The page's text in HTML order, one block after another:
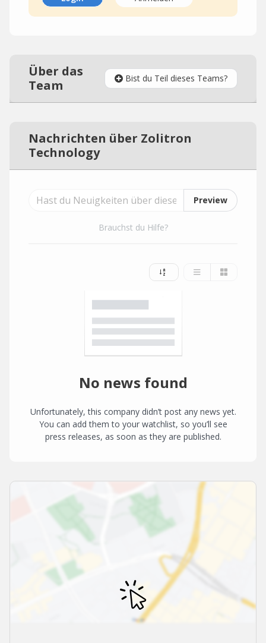
Über das
Team
Bist du Teil dieses Teams?
Nachrichten über Zolitron
Technology
Preview
Brauchst du Hilfe?
No news found
Unfortunately, this company didn’t post any news yet.
You can add them to your watchlist, so you’ll see
press releases, as soon as they are published.